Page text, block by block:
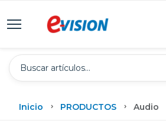
Inicio PRODUCTOS Audio